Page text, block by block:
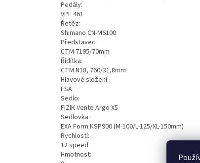
Pedály:
VPE 461
Řetěz:
Shimano CN-M6100
Představec:
CTM 7195/70mm
Řídítka:
CTM N18, 760/31,8mm
Hlavové složení:
FSA
Sedlo:
FIZIK Vento Argo X5
Sedlovka:
EXA Form KSP900 (M-100/L-125/XL-150mm)
Rychlostí:
12 speed
Hmotnost: